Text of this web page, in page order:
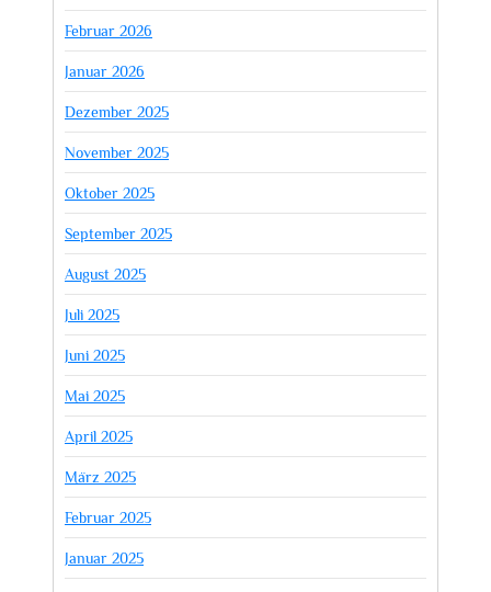
Februar 2026
Januar 2026
Dezember 2025
November 2025
Oktober 2025
September 2025
August 2025
Juli 2025
Juni 2025
Mai 2025
April 2025
März 2025
Februar 2025
Januar 2025